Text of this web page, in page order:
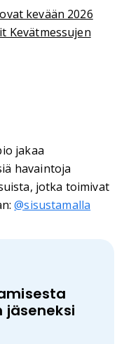
kevään 2026
Kevätmessujen
jakaa
havaintoja
jotka toimivat
@sisustamalla
jäseneksi